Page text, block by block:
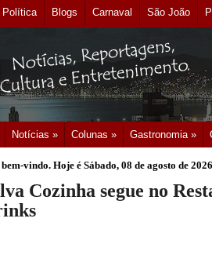
Política Blogs Carnaval São João
Notícias » Colunas » Gastronomia »
bem-vindo. Hoje é Sábado, 08 de agosto de 2026
Cozinha segue no